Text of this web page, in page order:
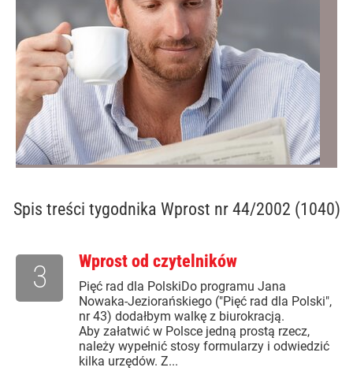
Spis treści tygodnika Wprost nr 44/2002 (1040)
Wprost od czytelników
Pięć rad dla PolskiDo programu Jana
Nowaka-Jeziorańskiego ("Pięć rad dla Polski",
nr 43) dodałbym walkę z biurokracją.
Aby załatwić w Polsce jedną prostą rzecz,
należy wypełnić stosy formularzy i odwiedzić
kilka urzędów. Z...
3